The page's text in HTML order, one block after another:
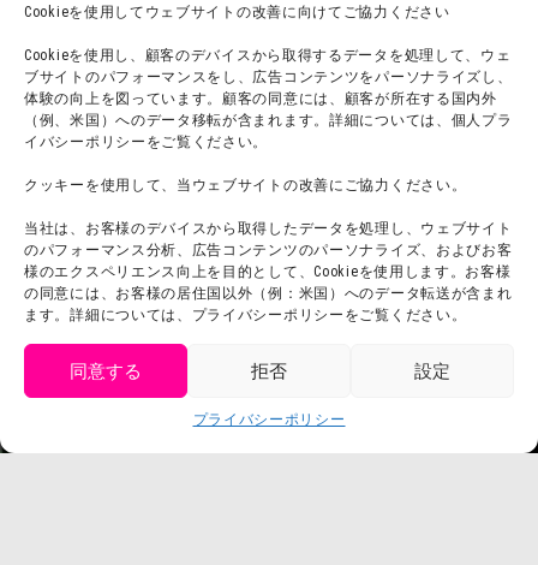
Cookieを使用してウェブサイトの改善に向けてご協力ください
Cookieを使用し、顧客のデバイスから取得するデータを処理して、ウェ
ブサイトのパフォーマンスをし、広告コンテンツをパーソナライズし、
体験の向上を図っています。顧客の同意には、顧客が所在する国内外
（例、米国）へのデータ移転が含まれます。詳細については、個人プラ
イバシーポリシーをご覧ください。
クッキーを使用して、当ウェブサイトの改善にご協力ください。
当社は、お客様のデバイスから取得したデータを処理し、ウェブサイト
のパフォーマンス分析、広告コンテンツのパーソナライズ、およびお客
様のエクスペリエンス向上を目的として、Cookieを使用します。お客様
の同意には、お客様の居住国以外（例：米国）へのデータ転送が含まれ
ます。詳細については、プライバシーポリシーをご覧ください。
同意する 拒否 設定
プライバシーポリシー
団体利用について
お問い合わせ
利用規約
プライバシーポリシー
プレスリリース
メディア掲載実績
会社概要
スタッフ募集